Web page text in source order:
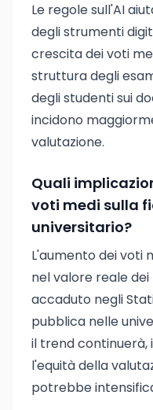
Le regole sull'AI
degli strumenti
crescita dei voti
struttura degli
degli studenti sui
incidono
valutazione.
Quali
voti medi sulla
universitario?
L'aumento dei voti
nel valore reale
accaduto negli
pubblica nelle
il trend continuerà,
l'equità della
potrebbe